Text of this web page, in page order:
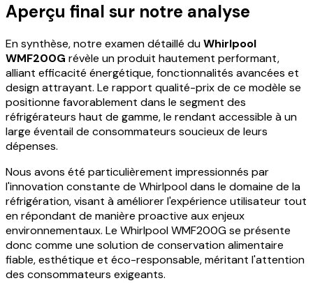
Aperçu final sur notre analyse
En synthèse, notre examen détaillé duWhirlpool
WMF200G révèle un produit hautement performant,
alliant efficacité énergétique, fonctionnalités avancées et
design attrayant. Le rapport qualité-prix de ce modèle se
positionne favorablement dans le segment des
réfrigérateurs haut de gamme, le rendant accessible à un
large éventail de consommateurs soucieux de leurs
dépenses.
Nous avons été particulièrement impressionnés par
l'innovation constante de Whirlpool dans le domaine de la
réfrigération, visant à améliorer l'expérience utilisateur tout
en répondant de manière proactive aux enjeux
environnementaux. Le Whirlpool WMF200G se présente
donc comme une solution de conservation alimentaire
fiable, esthétique et éco-responsable, méritant l'attention
des consommateurs exigeants.